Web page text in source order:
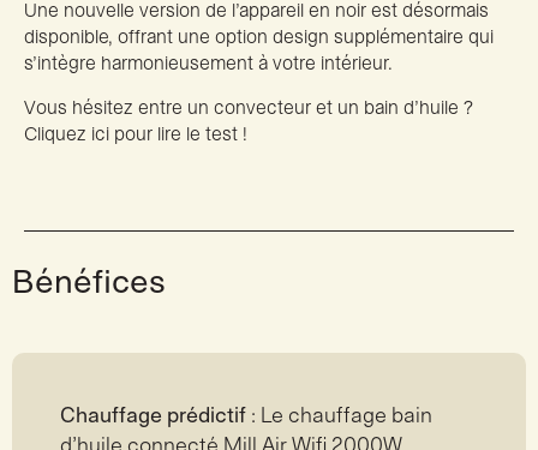
Une nouvelle version de l’appareil en noir est désormais
disponible, offrant une option design supplémentaire qui
s’intègre harmonieusement à votre intérieur.
Vous hésitez entre un convecteur et un bain d’huile ?
Cliquez ici pour lire le test !
Bénéfices
Chauffage prédictif : Le chauffage bain
d’huile connecté Mill Air Wifi 2000W